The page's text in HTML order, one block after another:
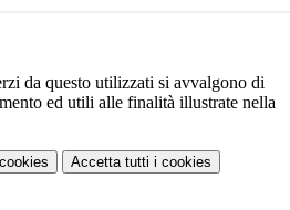
da questo utilizzati si avvalgono di
ed utili alle finalità illustrate nella
Accetta tutti i cookies